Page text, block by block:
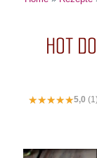
HOT
5,0